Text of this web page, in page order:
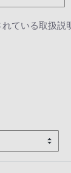
ている取扱説